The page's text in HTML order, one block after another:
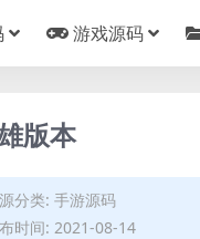
游戏源码
版本
分类: 手游源码
时间: 2021-08-14